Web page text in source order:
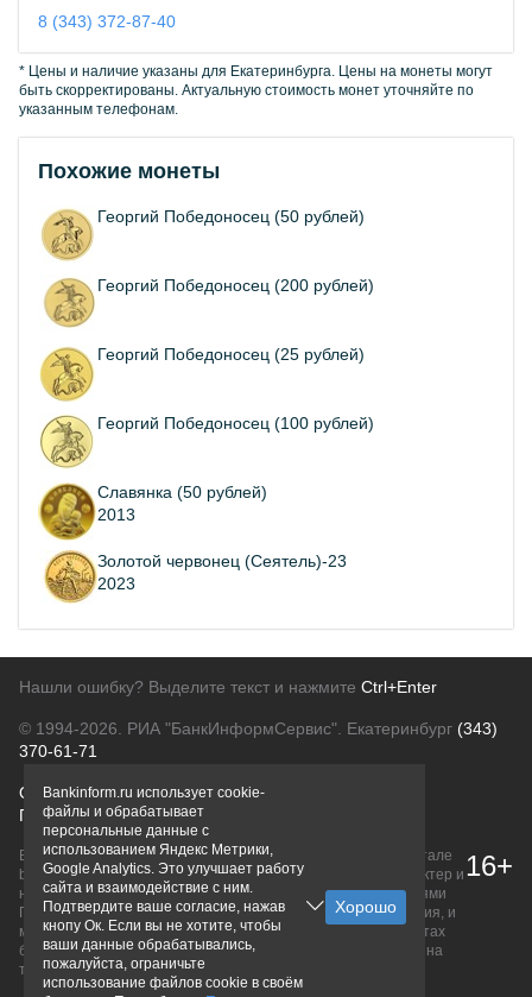
8 (343) 372-87-40
* Цены и наличие указаны для Екатеринбурга. Цены на монеты могут
быть скорректированы. Актуальную стоимость монет уточняйте по
указанным телефонам.
Похожие монеты
Георгий Победоносец (50 рублей)
Георгий Победоносец (200 рублей)
Георгий Победоносец (25 рублей)
Георгий Победоносец (100 рублей)
Славянка (50 рублей)
2013
Золотой червонец (Сеятель)-23
2023
Нашли ошибку? Выделите текст и нажмите Ctrl+Enter
© 1994-2026. РИА "БанкИнформСервис". Екатеринбург (343)
370-61-71
О проектеПолитика конфиденциальности
Правовая информацияДля рекламодателей
Вся информация о продуктах банков, размещенная на портале
bankinform.ru, носит исключительно ознакомительный характер и
не является публичной офертой, определяемой положениями
ГК РФ. Информация не содержит точного и полного описания, и
может быть изменена. Конечные условия уточняйте на сайтах
банков или при личном обращении. Исключительное право на
товарные знаки принадлежит их правообладателям.
16+
Bankinform.ru использует cookie-
файлы и обрабатывает
персональные данные с
использованием Яндекс Метрики,
Google Analytics. Это улучшает работу
сайта и взаимодействие с ним.
Подтвердите ваше согласие, нажав
кнопу Ок. Если вы не хотите, чтобы
ваши данные обрабатывались,
пожалуйста, ограничьте
использование файлов cookie в своём